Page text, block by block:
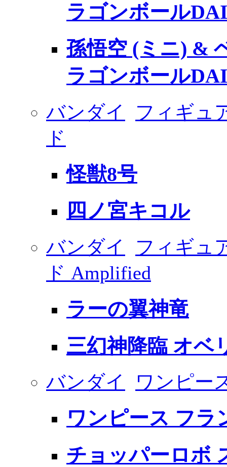
ラゴンボール
孫悟空 (ミニ) &
ラゴンボール
バンダイ
フィギュ
ド
怪獣8号
四ノ宮キコル
バンダイ
フィギュ
ド Amplified
ラーの翼神竜
三幻神降臨 オベ
バンダイ ワンピー
ワンピース フラ
チョッパーロボ